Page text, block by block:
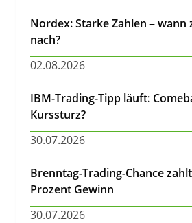
Nordex: Starke Zahlen – wann
nach?
02.08.2026
IBM-Trading-Tipp läuft:
Kurssturz?
30.07.2026
Brenntag-Trading-Chance
Prozent Gewinn
30.07.2026